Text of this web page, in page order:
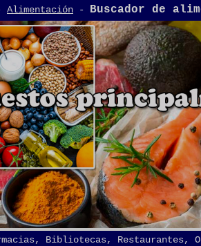
Alimentación - Buscador de
Bibliotecas, Restaurantes,